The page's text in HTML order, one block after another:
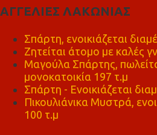
ΑΓΓΕΛΙΕΣ ΛΑΚΩΝΙΑΣ
Σπάρτη, ενοικιάζεται
Ζητείται άτομο με καλές
Μαγούλα Σπάρτης,
μονοκατοικία 197 τ.μ
Σπάρτη - Ενοικιάζεται
Πικουλιάνικα Μυστρά,
100 τ.μ